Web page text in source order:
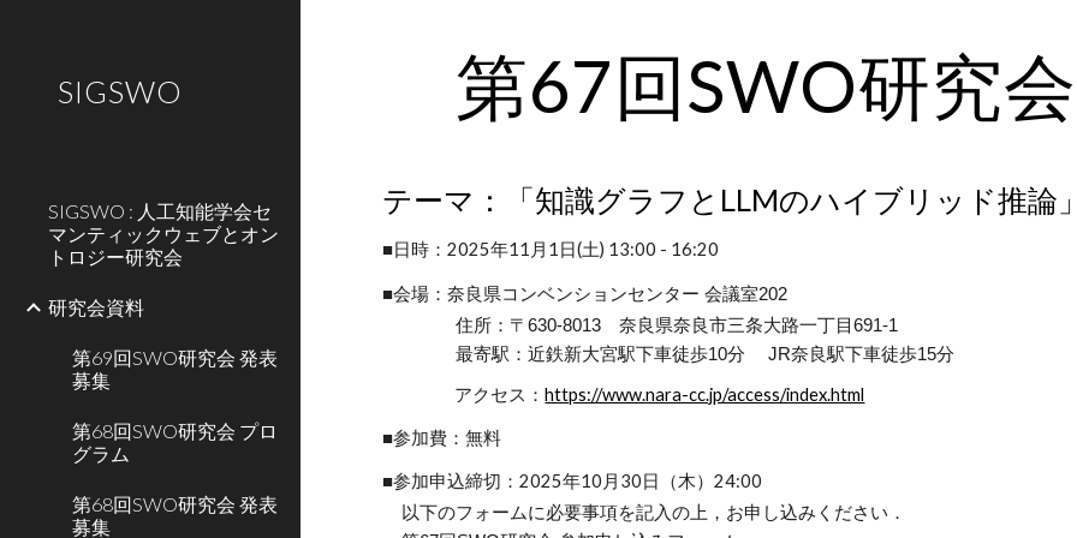
SIGSWO
SIGSWO : 人工知能学会セ
マンティックウェブとオン
トロジー研究会
研究会資料
第69回SWO研究会 発表
募集
第68回SWO研究会 プロ
グラム
第68回SWO研究会 発表
募集
第67回SWO研究
テーマ：「知識グラフとLLMのハイブリッド推論
■日時：2025年11 月 1 日(土) 13:00 - 16:20
■会場：奈良県コンベンションセンター会議室202
住所： 〒630-8013 奈良県奈良市三条大路一丁目691-1
最寄駅：近鉄新大宮駅下車徒歩10分 JR奈良駅下車徒歩15分
アクセス：https://www.nara-cc.jp/access/index.html
■参加費：無料
■参加申込締切：2025年10 月 30日（木）24:00
以下のフォームに必要事項を記入の上，お申し込みください．